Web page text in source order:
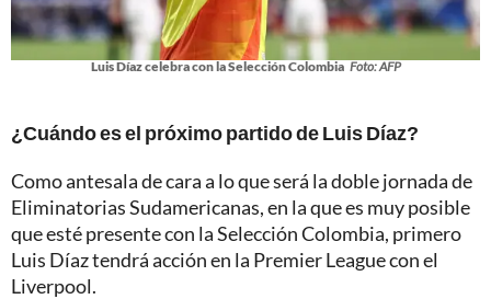
Luis Díaz celebra con la Selección Colombia Foto: AFP
¿Cuándo es el próximo partido de Luis Díaz?
Como antesala de cara a lo que será la doble jornada de
Eliminatorias Sudamericanas, en la que es muy posible
que esté presente con la Selección Colombia, primero
Luis Díaz tendrá acción en la Premier League con el
Liverpool.